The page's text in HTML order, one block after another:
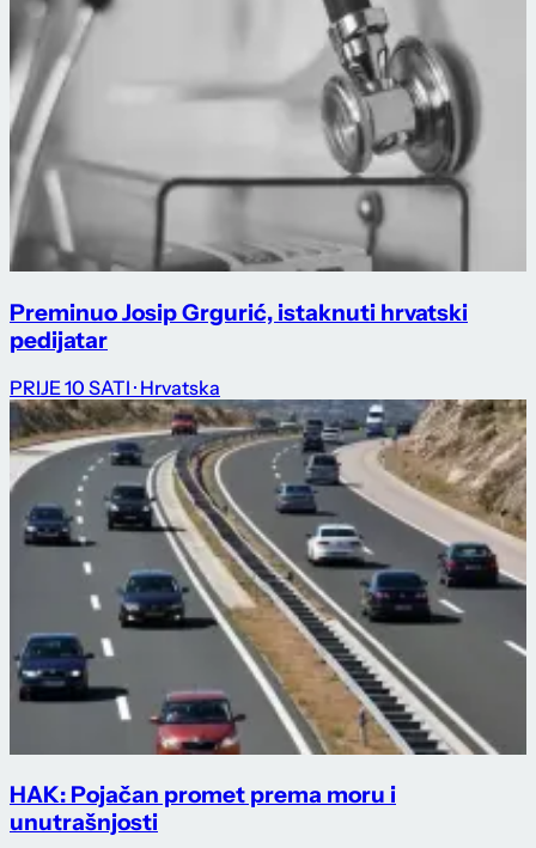
Preminuo Josip Grgurić, istaknuti hrvatski
pedijatar
PRIJE 10 SATI · Hrvatska
HAK: Pojačan promet prema moru i
unutrašnjosti